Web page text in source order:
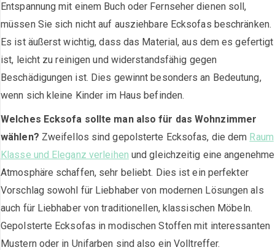
Entspannung mit einem Buch oder Fernseher dienen soll,
müssen Sie sich nicht auf ausziehbare Ecksofas beschränken.
Es ist äußerst wichtig, dass das Material, aus dem es gefertigt
ist, leicht zu reinigen und widerstandsfähig gegen
Beschädigungen ist. Dies gewinnt besonders an Bedeutung,
wenn sich kleine Kinder im Haus befinden.
Welches Ecksofa sollte man also für das Wohnzimmer
wählen? Zweifellos sind gepolsterte Ecksofas, die dem Raum
Klasse und Eleganz verleihen und gleichzeitig eine angenehme
Atmosphäre schaffen, sehr beliebt. Dies ist ein perfekter
Vorschlag sowohl für Liebhaber von modernen Lösungen als
auch für Liebhaber von traditionellen, klassischen Möbeln.
Gepolsterte Ecksofas in modischen Stoffen mit interessanten
Mustern oder in Unifarben sind also ein Volltreffer.